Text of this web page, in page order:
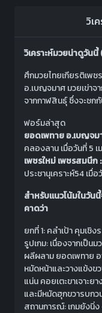
วิเ
วิเคราะห์มวยน่าดูวัน
ศึกมวยไทยเกียรติเพช
อ.เบญจมาศ มวยเข่าจ
จากกาฬสินธุ์ ซึ่งจะชก
ฟอร์มล่าสุด
ยอดเพทาย อ.เบญจม
คลองลาน เมื่อวันที่ 5
เพชรใหม่ เพชรสมนึก :
ประชานุเคราะห์54 เมื่
สำหรับแนวโน้มในวั
คาดว่า
ยกที่ 1: คลำเป้า คุมเชิง
รูปเกม: เนื่องจากเป็น
ผลีผลาม ยอดเพทาย
หมัดหน้าและวางแข้งข
แน่น คอยเตะขาเจาะ
และมีหมัดฮุกขวารบก
สถานการณ์: เกมยังนิ่